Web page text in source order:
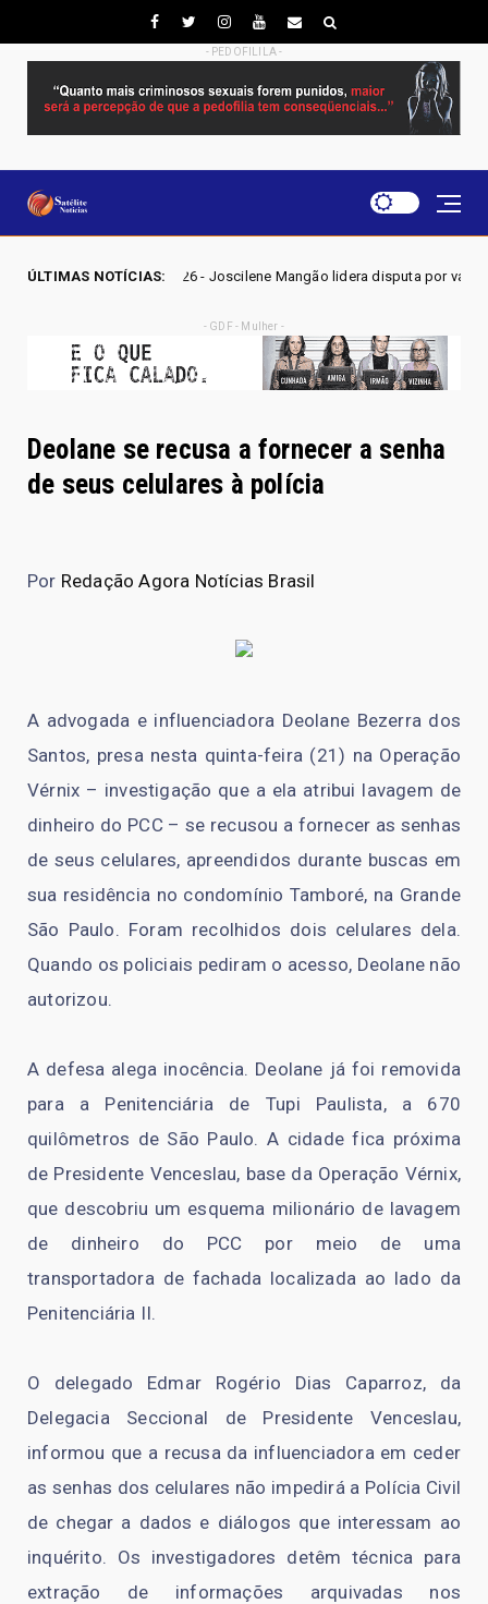
- PEDOFILILA -
ÚLTIMAS NOTÍCIAS:
GO 2026 - Joscilene Mangão lidera disputa por vaga na Alego em Novo
- GDF - Mulher -
Deolane se recusa a fornecer a senha
de seus celulares à polícia
Por Redação Agora Notícias Brasil
A advogada e influenciadora Deolane Bezerra dos
Santos, presa nesta quinta-feira (21) na Operação
Vérnix – investigação que a ela atribui lavagem de
dinheiro do PCC – se recusou a fornecer as senhas
de seus celulares, apreendidos durante buscas em
sua residência no condomínio Tamboré, na Grande
São Paulo. Foram recolhidos dois celulares dela.
Quando os policiais pediram o acesso, Deolane não
autorizou.
A defesa alega inocência. Deolane já foi removida
para a Penitenciária de Tupi Paulista, a 670
quilômetros de São Paulo. A cidade fica próxima
de Presidente Venceslau, base da Operação Vérnix,
que descobriu um esquema milionário de lavagem
de dinheiro do PCC por meio de uma
transportadora de fachada localizada ao lado da
Penitenciária II.
O delegado Edmar Rogério Dias Caparroz, da
Delegacia Seccional de Presidente Venceslau,
informou que a recusa da influenciadora em ceder
as senhas dos celulares não impedirá a Polícia Civil
de chegar a dados e diálogos que interessam ao
inquérito. Os investigadores detêm técnica para
extração de informações arquivadas nos